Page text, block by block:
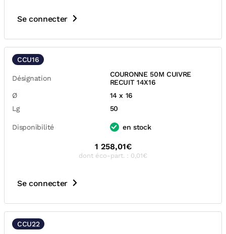
Se connecter
CCU16
Désignation
COURONNE 50M CUIVRE
RECUIT 14X16
Ø
14 x 16
Lg
50
Disponibilité en stock
1 258,01€
dont éco-part. : 0,01€
Se connecter
CCU22